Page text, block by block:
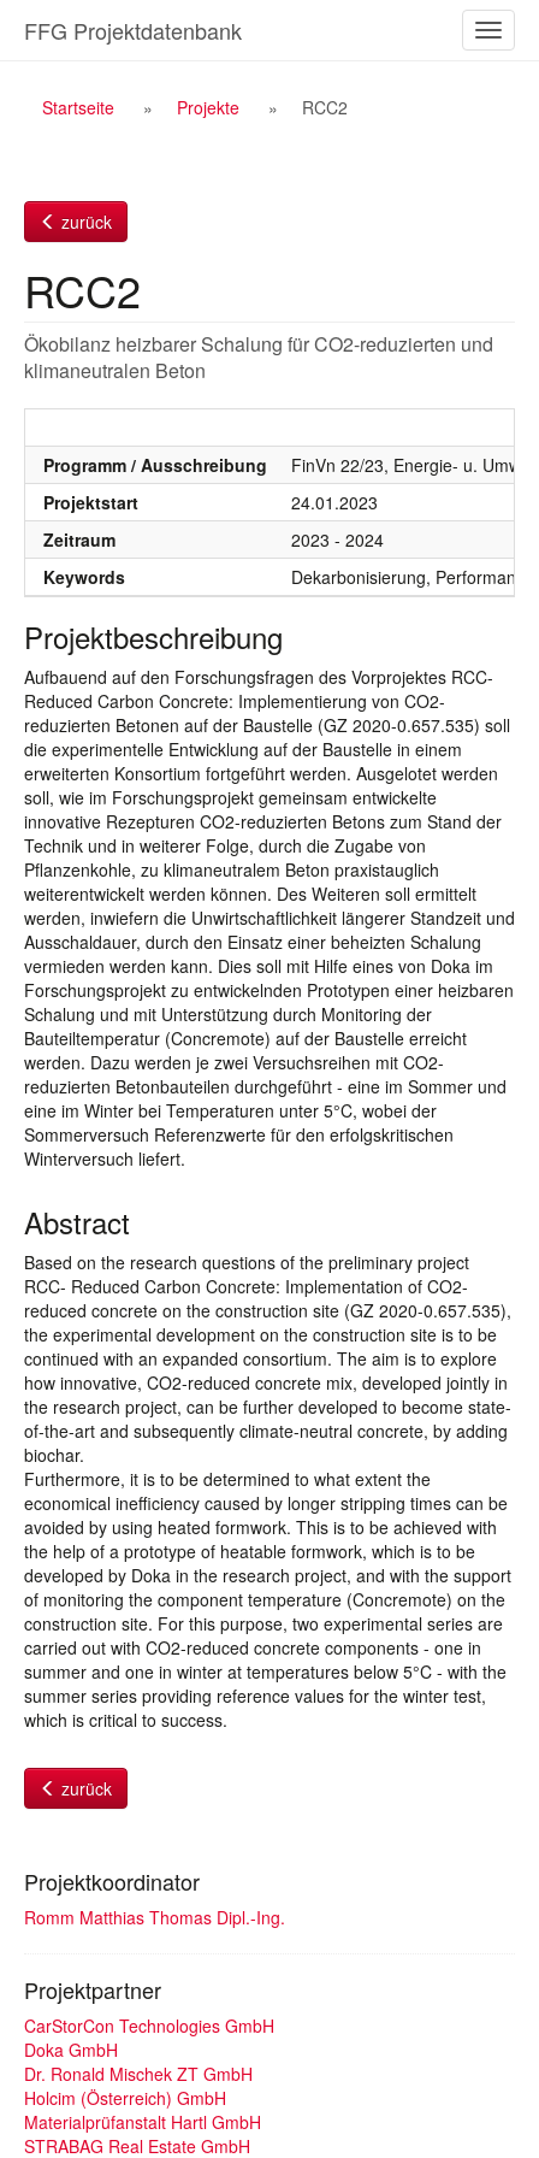
Inhalt
ein-/
FFG Projektdatenbank
Breadcrumb
Startseite Projekte RCC2
zurück
RCC2
Ökobilanz heizbarer Schalung für CO2-reduzierten und
klimaneutralen Beton
Programm / Ausschreibung
FinVn 22/23, Energie- u.
Projektstart
24.01.2023
Zeitraum
2023 - 2024
Keywords
Dekarbonisierung,
Projektbeschreibung
Aufbauend auf den Forschungsfragen des Vorprojektes RCC-
Reduced Carbon Concrete: Implementierung von CO2-
reduzierten Betonen auf der Baustelle (GZ 2020-0.657.535) soll
die experimentelle Entwicklung auf der Baustelle in einem
erweiterten Konsortium fortgeführt werden. Ausgelotet werden
soll, wie im Forschungsprojekt gemeinsam entwickelte
innovative Rezepturen CO2-reduzierten Betons zum Stand der
Technik und in weiterer Folge, durch die Zugabe von
Pflanzenkohle, zu klimaneutralem Beton praxistauglich
weiterentwickelt werden können. Des Weiteren soll ermittelt
werden, inwiefern die Unwirtschaftlichkeit längerer Standzeit und
Ausschaldauer, durch den Einsatz einer beheizten Schalung
vermieden werden kann. Dies soll mit Hilfe eines von Doka im
Forschungsprojekt zu entwickelnden Prototypen einer heizbaren
Schalung und mit Unterstützung durch Monitoring der
Bauteiltemperatur (Concremote) auf der Baustelle erreicht
werden. Dazu werden je zwei Versuchsreihen mit CO2-
reduzierten Betonbauteilen durchgeführt - eine im Sommer und
eine im Winter bei Temperaturen unter 5°C, wobei der
Sommerversuch Referenzwerte für den erfolgskritischen
Winterversuch liefert.
Abstract
Based on the research questions of the preliminary project
RCC- Reduced Carbon Concrete: Implementation of CO2-
reduced concrete on the construction site (GZ 2020-0.657.535),
the experimental development on the construction site is to be
continued with an expanded consortium. The aim is to explore
how innovative, CO2-reduced concrete mix, developed jointly in
the research project, can be further developed to become state-
of-the-art and subsequently climate-neutral concrete, by adding
biochar.
Furthermore, it is to be determined to what extent the
economical inefficiency caused by longer stripping times can be
avoided by using heated formwork. This is to be achieved with
the help of a prototype of heatable formwork, which is to be
developed by Doka in the research project, and with the support
of monitoring the component temperature (Concremote) on the
construction site. For this purpose, two experimental series are
carried out with CO2-reduced concrete components - one in
summer and one in winter at temperatures below 5°C - with the
summer series providing reference values for the winter test,
which is critical to success.
zurück
Projektkoordinator
Romm Matthias Thomas Dipl.-Ing.
Projektpartner
CarStorCon Technologies GmbH
Doka GmbH
Dr. Ronald Mischek ZT GmbH
Holcim (Österreich) GmbH
Materialprüfanstalt Hartl GmbH
STRABAG Real Estate GmbH